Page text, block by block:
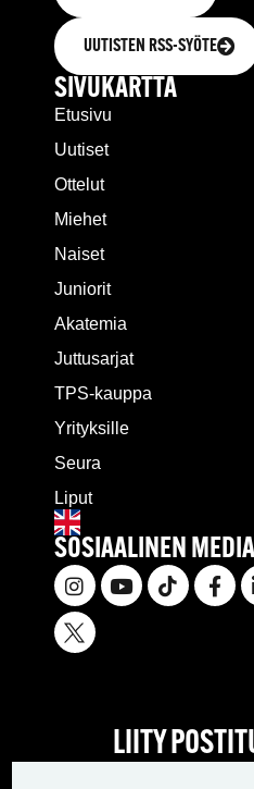
UUTISTEN RSS-SYÖTE
SIVUKARTTA
Etusivu
Uutiset
Ottelut
Miehet
Naiset
Juniorit
Akatemia
Juttusarjat
TPS-kauppa
Yrityksille
Seura
Liput
SOSIAALINEN MEDIA
LIITY